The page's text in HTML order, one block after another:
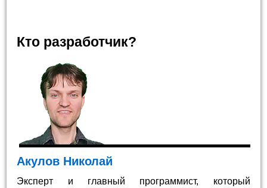
Кто разработчик?
Акулов Николай
Эксперт и главный программист, который